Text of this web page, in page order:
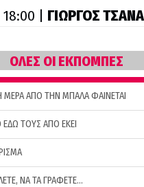
| ΓΙΩΡΓΟΣ
ΟΛΕΣ ΟΙ ΕΚΠΟΜΠΕΣ
ΜΕΡΑ ΑΠΟ ΤΗΝ ΜΠΑΛΑ ΦΑΙΝΕΤΑΙ
ΕΔΩ ΤΟΥΣ ΑΠΟ ΕΚΕΙ
ΝΑ ΤΑ ΓΡΑΦΕΤΕ…